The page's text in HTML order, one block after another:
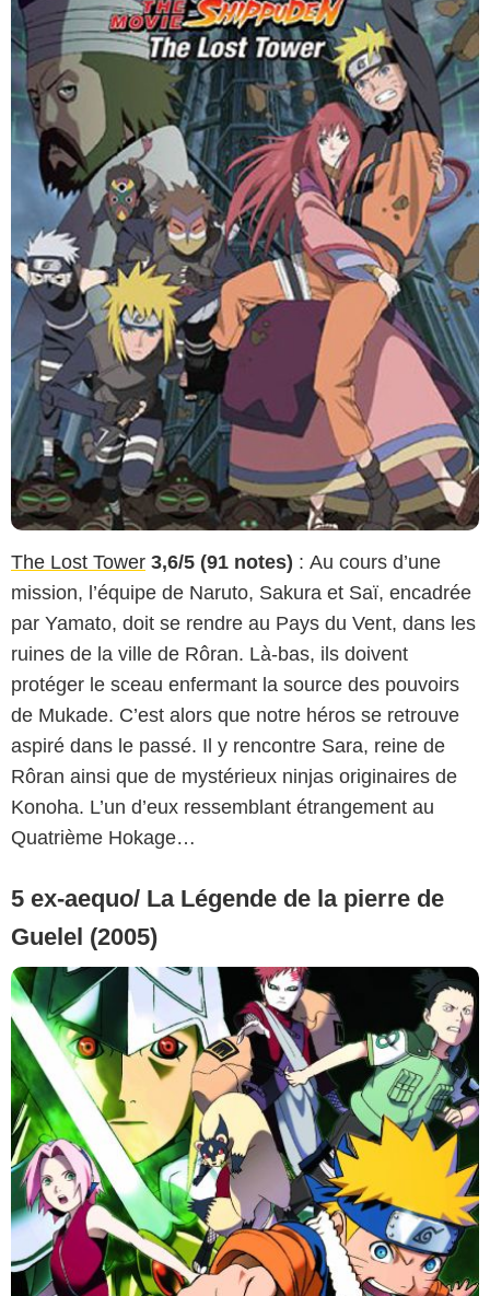
The Lost Tower 3,6/5 (91 notes) : Au cours d’une
mission, l’équipe de Naruto, Sakura et Saï, encadrée
par Yamato, doit se rendre au Pays du Vent, dans les
ruines de la ville de Rôran. Là-bas, ils doivent
protéger le sceau enfermant la source des pouvoirs
de Mukade. C’est alors que notre héros se retrouve
aspiré dans le passé. Il y rencontre Sara, reine de
Rôran ainsi que de mystérieux ninjas originaires de
Konoha. L’un d’eux ressemblant étrangement au
Quatrième Hokage…
5 ex-aequo/ La Légende de la pierre de
Guelel (2005)